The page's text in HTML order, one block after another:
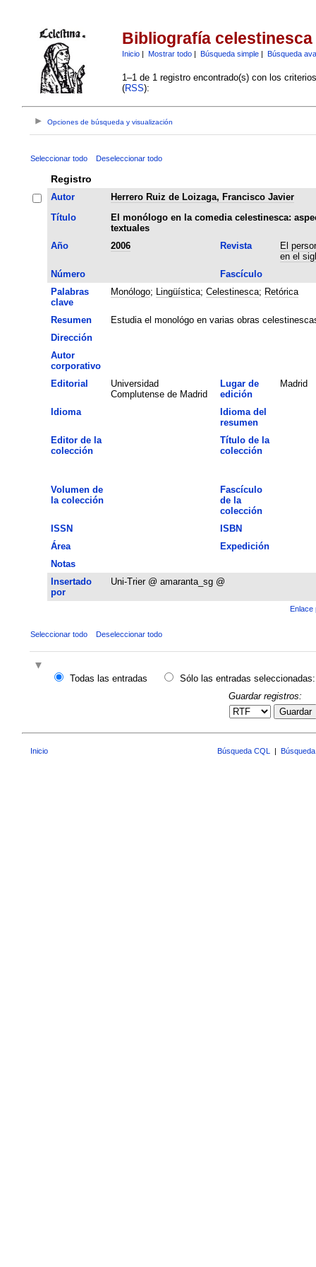
Bibliografía celestinesca
Inicio| Mostrar todo| Búsqueda simple| Búsqueda
1–1 de 1 registro encontrado(s) con los
(RSS):
Opciones de búsqueda y visualización
Seleccionar todo Deseleccionar todo
Registro
Autor
Herrero Ruiz de Loizaga, Francisco Javier
Título
El monólogo en la comedia celestinesca:
textuales
Año
2006 Revista
El
en el
Número
Fascículo
Palabras
clave
Monólogo; Lingüística; Celestinesca; Retórica
Resumen
Estudia el monológo en varias obras
Dirección
Autor
corporativo
Editorial
Universidad
Complutense de Madrid
Lugar de
edición
Madrid
Idioma
Idioma del
resumen
Editor de la
colección
Título de la
colección
Volumen de
la colección
Fascículo
de la
colección
ISSN
ISBN
Área
Expedición
Notas
Insertado
por
Uni-Trier @ amaranta_sg @
Enlace
Seleccionar todo Deseleccionar todo
Todas las entradas
Sólo las entradas seleccionadas:
Guardar registros:
Guardar
Inicio Búsqueda CQL